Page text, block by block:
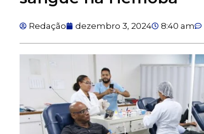
Redação dezembro 3, 2024 8:40 am